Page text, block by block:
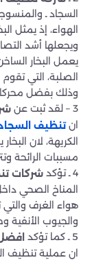
السجاد ـ
الهواء، إذ يمثل
ويجعلها أشد
يعمل البخار
الصلبة، التي
وذلك بفضل
3 – لقد ثبت عن
انتنظيف السجاد
الكريهة، لان
مسببات الرائحة
4 ـ تؤكد
شركات
المناخ الصحي
هواء الغرف والتي
والجيوب الأنفية
5 ـ كما تؤكد
ان عملية تنظيف